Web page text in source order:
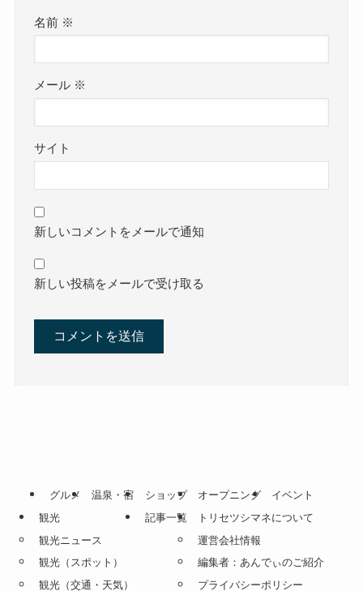
名前 ※
メール ※
サイト
新しいコメントをメールで通知
新しい投稿をメールで受け取る
グルメ 温泉・宿 ショップ オープニング
イベント
観光
観光ニュース
観光（スポット）
観光（交通・天気）
記事一覧
トリセツシマネについて
運営会社情報
編集者：あんでぃのご紹介
プライバシーポリシー